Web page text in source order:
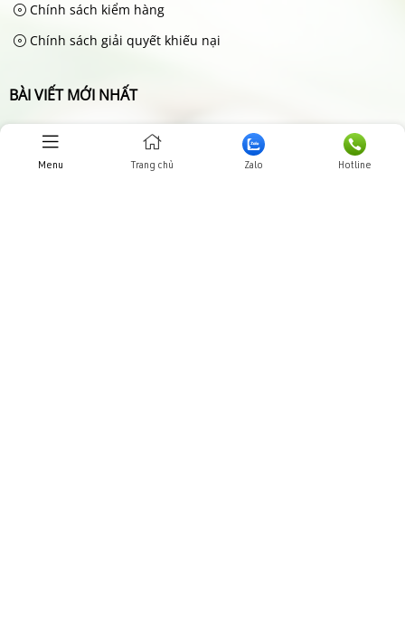
Chính sách kiểm hàng
Chính sách giải quyết khiếu nại
BÀI VIẾT MỚI NHẤT
Hướng dẫn mua hàng
Jun 20, 2025
Menu Trang chủ Zalo Hotline